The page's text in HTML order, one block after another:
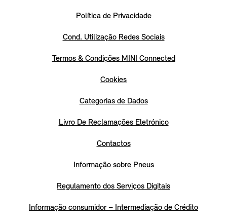
Política de Privacidade
Cond. Utilização Redes Sociais
Termos & Condições MINI Connected
Cookies
Categorias de Dados
Livro De Reclamações Eletrónico
Contactos
Informação sobre Pneus
Regulamento dos Serviços Digitais
Informação consumidor – Intermediação de Crédito